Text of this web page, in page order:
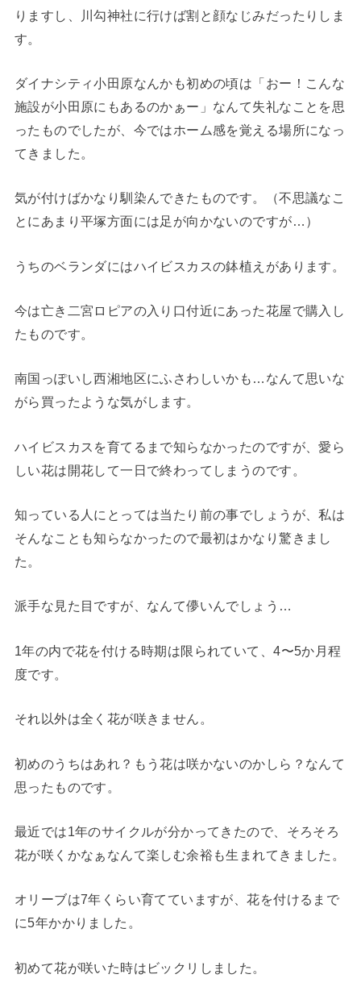
りますし、川勾神社に行けば割と顔なじみだったりしま
す。
ダイナシティ小田原なんかも初めの頃は「おー！こんな
施設が小田原にもあるのかぁー」なんて失礼なことを思
ったものでしたが、今ではホーム感を覚える場所になっ
てきました。
気が付けばかなり馴染んできたものです。（不思議なこ
とにあまり平塚方面には足が向かないのですが…）
うちのベランダにはハイビスカスの鉢植えがあります。
今は亡き二宮ロピアの入り口付近にあった花屋で購入し
たものです。
南国っぽいし西湘地区にふさわしいかも…なんて思いな
がら買ったような気がします。
ハイビスカスを育てるまで知らなかったのですが、愛ら
しい花は開花して一日で終わってしまうのです。
知っている人にとっては当たり前の事でしょうが、私は
そんなことも知らなかったので最初はかなり驚きまし
た。
派手な見た目ですが、なんて儚いんでしょう…
1年の内で花を付ける時期は限られていて、4〜5か月程
度です。
それ以外は全く花が咲きません。
初めのうちはあれ？もう花は咲かないのかしら？なんて
思ったものです。
最近では1年のサイクルが分かってきたので、そろそろ
花が咲くかなぁなんて楽しむ余裕も生まれてきました。
オリーブは7年くらい育てていますが、花を付けるまで
に5年かかりました。
初めて花が咲いた時はビックリしました。